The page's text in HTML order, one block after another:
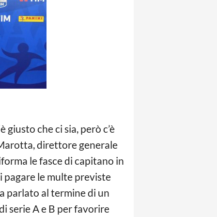
che ci sia, però c’è
direttore generale
le fasce di capitano in
pagare le multe previste
parlato al termine di un
serie A e B per favorire